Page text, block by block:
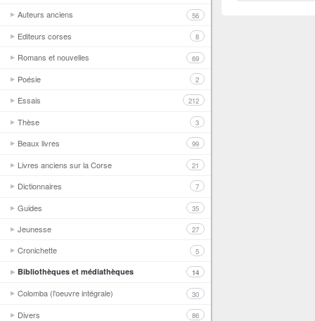
Auteurs anciens 56
Editeurs corses 8
Romans et nouvelles 69
Poésie 2
Essais 212
Thèse 3
Beaux livres 99
Livres anciens sur la Corse 21
Dictionnaires 7
Guides 35
Jeunesse 27
Cronichette 5
Bibliothèques et médiathèques 14
Colomba (l'oeuvre intégrale) 30
Divers 86